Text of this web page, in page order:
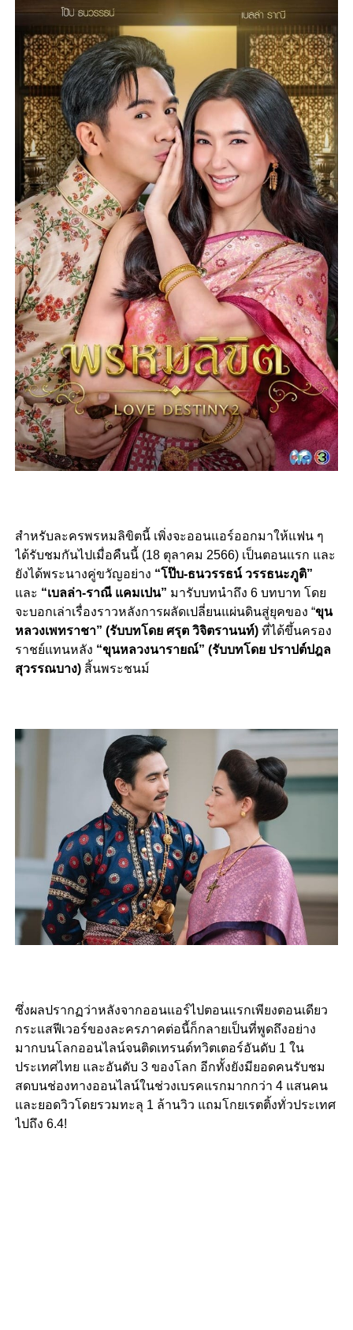
สำหรับละครพรหมลิขิตนี้ เพิ่งจะออนแอร์ออกมาให้แฟน ๆ
ได้รับชมกันไปเมื่อคืนนี้ (18 ตุลาคม 2566) เป็นตอนแรก และ
ยังได้พระนางคู่ขวัญอย่าง “โป๊บ-ธนวรรธน์ วรรธนะภูติ”
และ “เบลล่า-ราณี แคมเปน” มารับบทนำถึง 6 บทบาท โดย
จะบอกเล่าเรื่องราวหลังการผลัดเปลี่ยนแผ่นดินสู่ยุคของ “ขุน
หลวงเพทราชา” (รับบทโดย ศรุต วิจิตรานนท์)ที่ได้ขึ้นครอง
ราชย์แทนหลัง “ขุนหลวงนารายณ์” (รับบทโดย ปราปต์ปฎล
สุวรรณบาง) สิ้นพระชนม์
ซึ่งผลปรากฏว่าหลังจากออนแอร์ไปตอนแรกเพียงตอนเดียว
กระแสฟีเวอร์ของละครภาคต่อนี้ก็กลายเป็นที่พูดถึงอย่าง
มากบนโลกออนไลน์จนติดเทรนด์ทวิตเตอร์อันดับ 1 ใน
ประเทศไทย และอันดับ 3 ของโลก อีกทั้งยังมียอดคนรับชม
สดบนช่องทางออนไลน์ในช่วงเบรคแรกมากกว่า 4 แสนคน
และยอดวิวโดยรวมทะลุ 1 ล้านวิว แถมโกยเรตติ้งทั่วประเทศ
ไปถึง 6.4!